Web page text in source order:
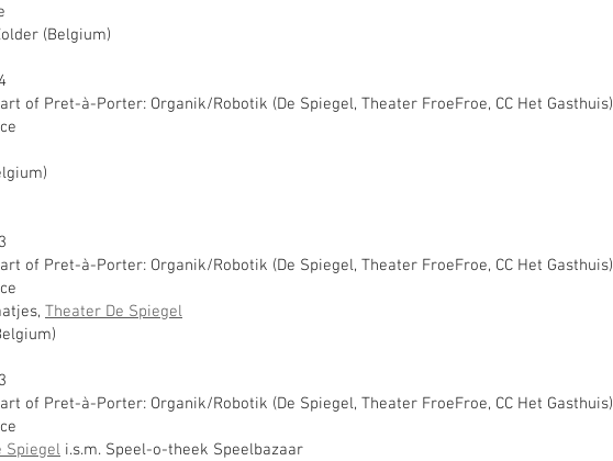
(Belgium)
of Pret-à-Porter: Organik/Robotik (De Spiegel, Theater FroeFroe, CC Het Gasthuis)
of Pret-à-Porter: Organik/Robotik (De Spiegel, Theater FroeFroe, CC Het Gasthuis)
Theater De Spiegel
of Pret-à-Porter: Organik/Robotik (De Spiegel, Theater FroeFroe, CC Het Gasthuis)
Spiegel i.s.m. Speel-o-theek Speelbazaar